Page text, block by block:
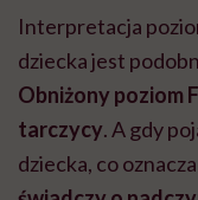
Interpretacja
dziecka jest
Obniżony poziom
tarczycy. A gdy
dziecka, co